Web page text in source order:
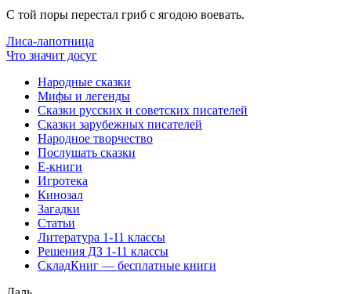
С той поры перестал гриб с ягодою воевать.
Лиса-лапотница
Что значит досуг
Народные сказки
Мифы и легенды
Сказки русских и советских писателей
Сказки зарубежных писателей
Народное творчество
Послушать сказки
Е-книги
Игротека
Кинозал
Загадки
Статьи
Литература 1-11 классы
Решения ДЗ 1-11 классы
СкладКниг — бесплатные книги